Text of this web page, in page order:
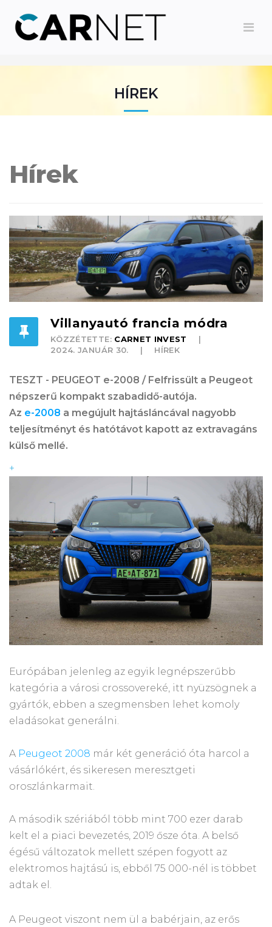
HÍREK
Hírek
Villanyautó francia módra
KÖZZÉTETTE: CARNET INVEST
2024. JANUÁR 30.
HÍREK
TESZT - PEUGEOT e-2008 / Felfrissült a Peugeot
népszerű kompakt szabadidő-autója.
Az e-2008 a megújult hajtásláncával nagyobb
teljesítményt és hatótávot kapott az extravagáns
külső mellé.
+
Európában jelenleg az egyik legnépszerűbb
kategória a városi crossovereké, itt nyüzsögnek a
gyártók, ebben a szegmensben lehet komoly
eladásokat generálni.
A Peugeot 2008 már két generáció óta harcol a
vásárlókért, és sikeresen meresztgeti
oroszlánkarmait.
A második szériából több mint 700 ezer darab
kelt el a piaci bevezetés, 2019 ősze óta. A belső
égésű változatok mellett szépen fogyott az
elektromos hajtású is, ebből 75 000-nél is többet
adtak el.
A Peugeot viszont nem ül a babérjain, az erős